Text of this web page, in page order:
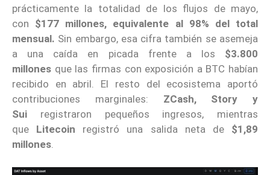
prácticamente la totalidad de los flujos de mayo,
con $177 millones, equivalente al 98% del total
mensual. Sin embargo, esa cifra también se asemeja
a una caída en picada frente a los $3.800
millones que las firmas con exposición a BTC habían
recibido en abril. El resto del ecosistema aportó
contribuciones marginales: ZCash, Story y
Sui registraron pequeños ingresos, mientras
que Litecoin registró una salida neta de$1,89
millones